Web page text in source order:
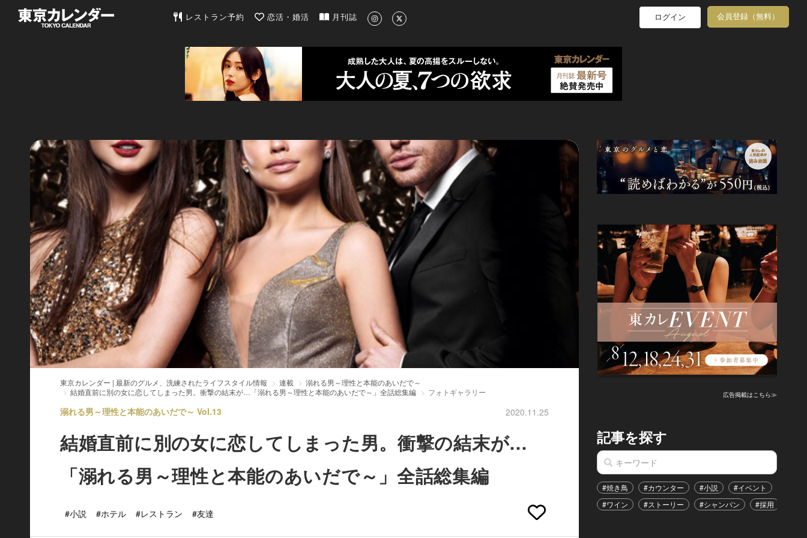
東京カレンダー | 最新のグルメ、洗練されたライフスタイル情報
レストラン予約 恋活・婚活 月刊誌 ログイン 会員登録（無料）
東京カレンダー | 最新のグルメ、洗練されたライフスタイル情報 連載
溺れる男～理性と本能のあいだで～
結婚直前に別の女に恋してしまった男。衝撃の結末が…「溺れる男～理性と本能のあいだで～」全話総集編
フォトギャラリー
溺れる男～理性と本能のあいだで～ Vol.13 2020.11.25
結婚直前に別の女に恋してしまった男。衝撃の結末が…
「溺れる男～理性と本能のあいだで～」全話総集編
#小説 #ホテル #レストラン #友達
広告掲載はこちら≫
記事を探す
#焼き鳥 #カウンター #小説 #イベント
#ワイン
#ストーリー #シャンパン #採用